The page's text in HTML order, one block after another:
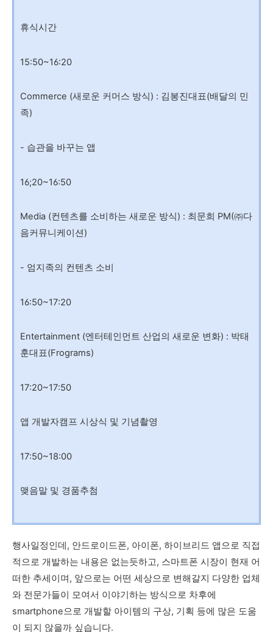
휴식시간
15:50~16:20
Commerce (새로운 커머스 방식) : 김봉진대표(배달의 민
족)
- 습관을 바꾸는 앱
16;20~16:50
Media (컨텐츠를 소비하는 새로운 방식) : 최문희 PM(㈜다
음커뮤니케이션)
- 엄지족의 컨텐츠 소비
16:50~17:20
Entertainment (엔터테인먼트 산업의 새로운 변화) : 박태
훈대표(Frograms)
17:20~17:50
앱 개발자캠프 시상식 및 기념촬영
17:50~18:00
맺음말 및 경품추첨
행사일정인데, 안드로이드폰, 아이폰, 하이브리드 앱으로 직접
적으로 개발하는 내용은 없는듯하고, 스마트폰 시장이 현재 어
떠한 추세이며, 앞으로는 어떤 세상으로 변해갈지 다양한 업체
와 전문가들이 모여서 이야기하는 방식으로 차후에
smartphone으로 개발할 아이템의 구상, 기획 등에 많은 도움
이 되지 않을까 싶습니다.